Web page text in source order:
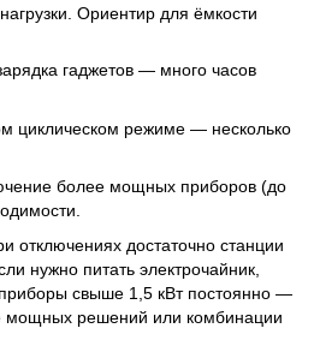
Ориентир для ёмкости
гаджетов — много часов
циклическом режиме — несколько
более мощных приборов (до
отключениях достаточно станции
нужно питать электрочайник,
свыше 1,5 кВт постоянно —
мощных решений или комбинации